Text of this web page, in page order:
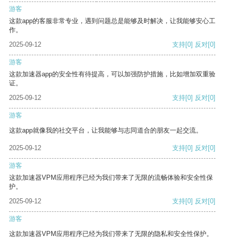
游客
这款app的客服非常专业，遇到问题总是能够及时解决，让我能够安心工
作。
2025-09-12
支持[0] 反对[0]
游客
这款加速器app的安全性有待提高，可以加强防护措施，比如增加双重验
证。
2025-09-12
支持[0] 反对[0]
游客
这款app就像我的社交平台，让我能够与志同道合的朋友一起交流。
2025-09-12 支持[0] 反对[0]
游客
这款加速器VPM应用程序已经为我们带来了无限的流畅体验和安全性保
护。
2025-09-12
支持[0] 反对[0]
游客
这款加速器VPM应用程序已经为我们带来了无限的隐私和安全性保护。